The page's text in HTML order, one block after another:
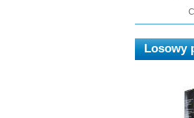
Losowy